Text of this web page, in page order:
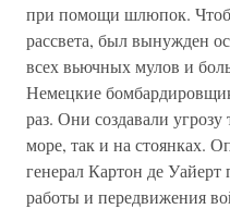
при помощи шлюпок.
рассвета, был вынужден
всех вьючных мулов и
Немецкие
раз. Они создавали
море, так и на стоянках.
генерал Картон де Уайерт
работы и передвижения